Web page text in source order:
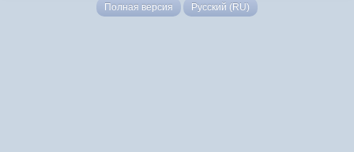
Полная версия Русский (RU)